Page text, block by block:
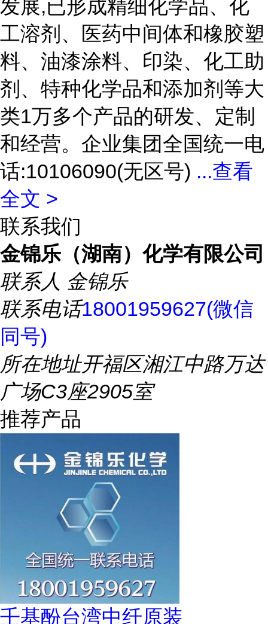
发展,已形成精细化学品、化
工溶剂、医药中间体和橡胶塑
料、油漆涂料、印染、化工助
剂、特种化学品和添加剂等大
类1万多个产品的研发、定制
和经营。企业集团全国统一电
话:10106090(无区号) ...查看
全文 >
联系我们
金锦乐（湖南）化学有限公司
联系人 金锦乐
联系电话18001959627(微信
同号)
所在地址开福区湘江中路万达
广场C3座2905室
推荐产品
壬基酚台湾中纤原装